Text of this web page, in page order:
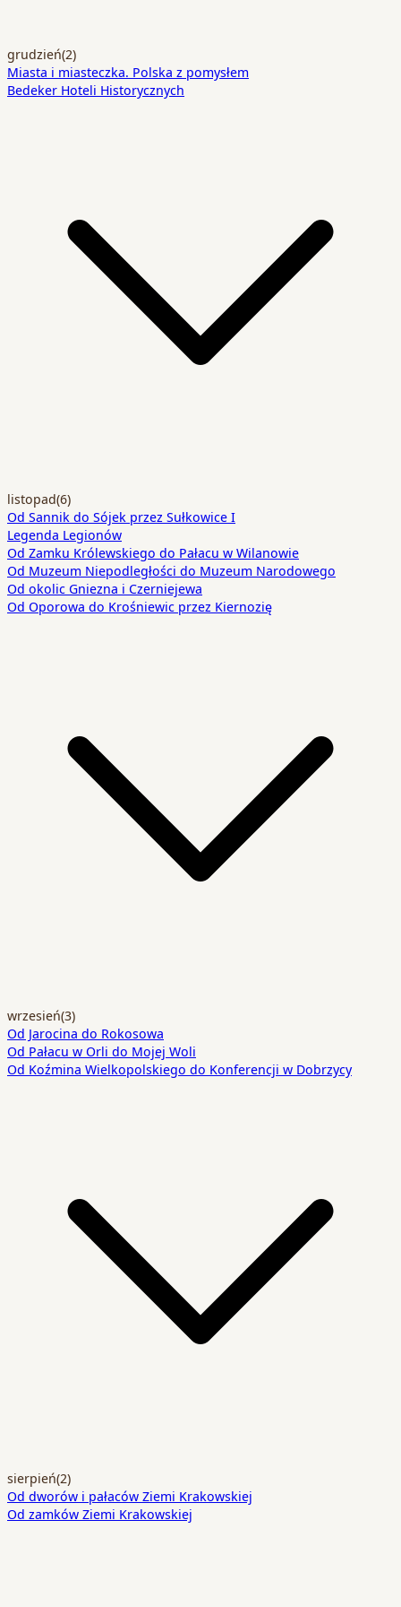
grudzień(2)
Miasta i miasteczka. Polska z pomysłem
Bedeker Hoteli Historycznych
listopad(6)
Od Sannik do Sójek przez Sułkowice I
Legenda Legionów
Od Zamku Królewskiego do Pałacu w Wilanowie
Od Muzeum Niepodległości do Muzeum Narodowego
Od okolic Gniezna i Czerniejewa
Od Oporowa do Krośniewic przez Kiernozię
wrzesień(3)
Od Jarocina do Rokosowa
Od Pałacu w Orli do Mojej Woli
Od Koźmina Wielkopolskiego do Konferencji w Dobrzycy
sierpień(2)
Od dworów i pałaców Ziemi Krakowskiej
Od zamków Ziemi Krakowskiej